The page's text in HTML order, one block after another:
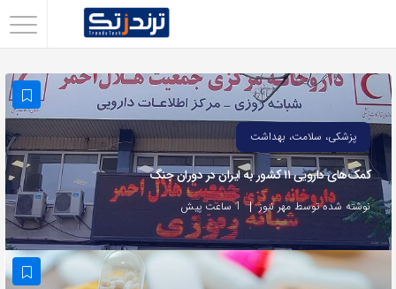
با
استفاده
روش‌های
زیر
می‌توانید
این
صفحه
پزشکی، سلامت، بهداشت
کمک‌های دارویی ۱۱ کشور به ایران در دوران جنگ
نوشته شده توسط مهر نیوز 1 ساعت پیش